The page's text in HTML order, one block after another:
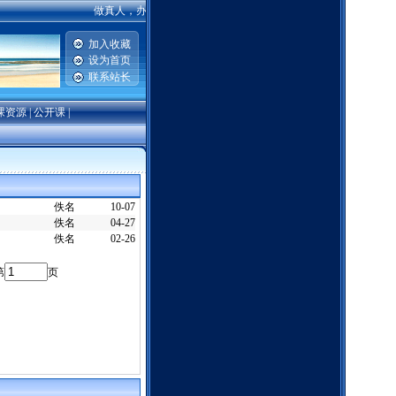
做真人，办真事，学真语文——安阳市北关区中学语文 [admin
加入收藏
设为首页
联系站长
资源|公开课|
佚名
10-07
佚名
04-27
佚名
02-26
页